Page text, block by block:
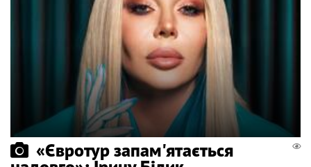
«Євротур запам'ятається